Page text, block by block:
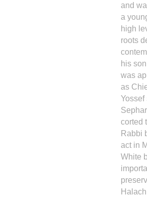
and
a
high
roots
his
was
as
corted
Rabbi
act in
White